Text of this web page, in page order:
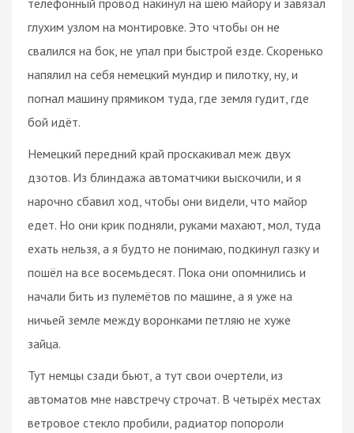
глухим узлом на монтировке. Это чтобы он не
свалился на бок, не упал при быстрой езде. Скоренько
напялил на себя немецкий мундир и пилотку, ну, и
погнал машину прямиком туда, где земля гудит, где
бой идёт.
Немецкий передний край проскакивал меж двух
дзотов. Из блиндажа автоматчики выскочили, и я
нарочно сбавил ход, чтобы они видели, что майор
едет. Но они крик подняли, руками махают, мол, туда
ехать нельзя, а я будто не понимаю, подкинул газку и
пошёл на все восемьдесят. Пока они опомнились и
начали бить из пулемётов по машине, а я уже на
ничьей земле между воронками петляю не хуже
зайца.
Тут немцы сзади бьют, а тут свои очертели, из
автоматов мне навстречу строчат. В четырёх местах
ветровое стекло пробили, радиатор попороли